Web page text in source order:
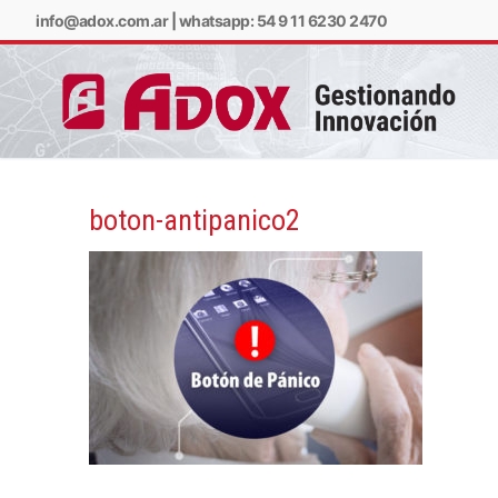
info@adox.com.ar| whatsapp: 54 9 11 6230 2470
info@adox.com.ar
boton-antipanico2